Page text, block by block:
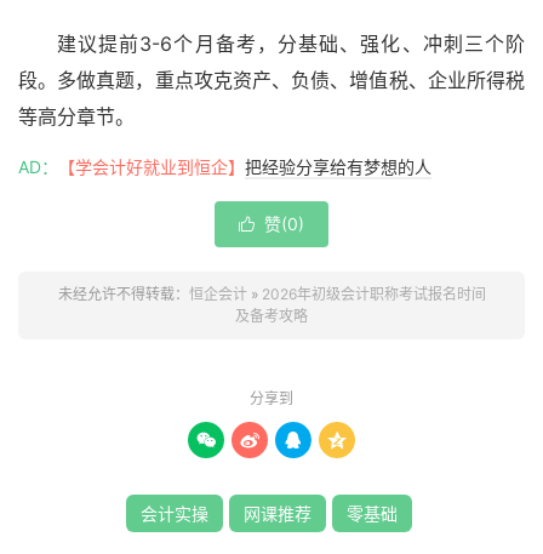
建议提前3-6个月备考，分基础、强化、冲刺三个阶
段。多做真题，重点攻克资产、负债、增值税、企业所得税
等高分章节。
AD： 【学会计好就业到恒企】 把经验分享给有梦想的人
 赞(0)
未经允许不得转载： 恒企会计» 2026年初级会计职称考试报名时间
及备考攻略
分享到
   
会计实操 网课推荐 零基础